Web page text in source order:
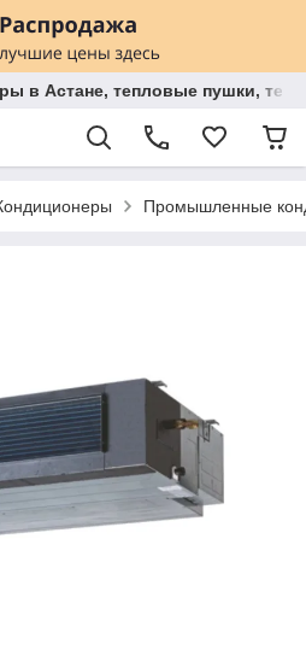
в Астане, тепловые пушки,
Промышленные